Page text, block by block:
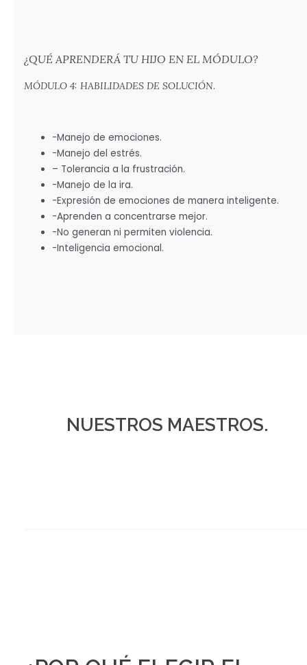
¿QUÉ APRENDERÁ TU HIJO EN EL MÓDULO?
MÓDULO 4: HABILIDADES DE SOLUCIÓN.
-Manejo de emociones.
-Manejo del estrés.
– Tolerancia a la frustración.
-Manejo de la ira.
-Expresión de emociones de manera inteligente.
-Aprenden a concentrarse mejor.
-No generan ni permiten violencia.
-Inteligencia emocional.
NUESTROS MAESTROS.